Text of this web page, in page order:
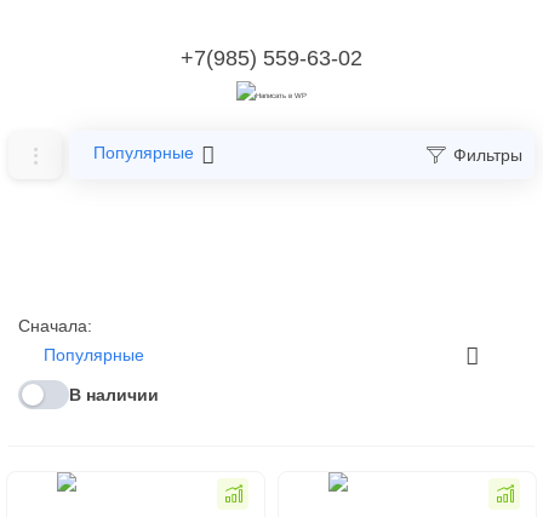
+7(985) 559-63-02
Популярные Фильтры
Сначала:
Популярные
В наличии